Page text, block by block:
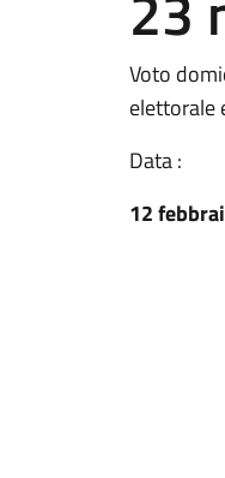
Voto
elettorale
Data :
12